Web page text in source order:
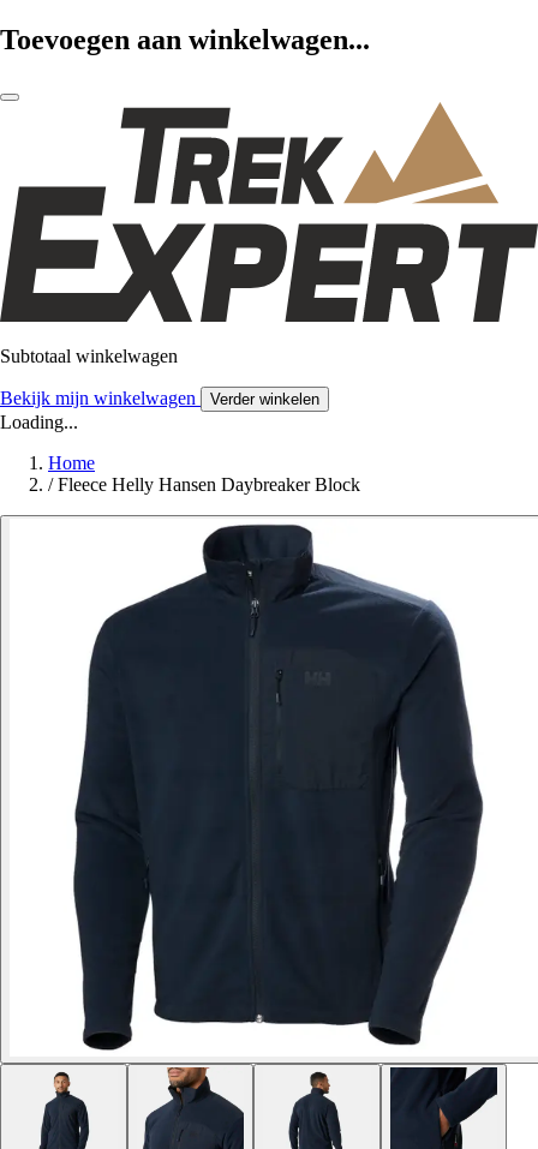
Toevoegen aan winkelwagen...
Subtotaal winkelwagen
Bekijk mijn winkelwagen Verder winkelen
Loading...
Home
/ Fleece Helly Hansen Daybreaker Block